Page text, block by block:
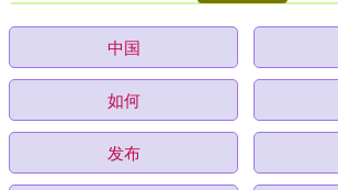
中国
如何
发布